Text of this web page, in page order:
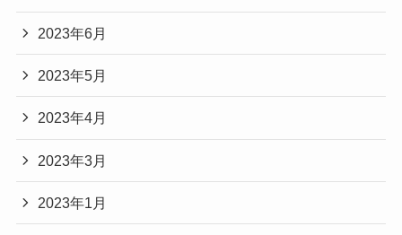
2023年6月
2023年5月
2023年4月
2023年3月
2023年1月